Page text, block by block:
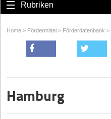
Rubriken
Home > Fördermittel > Förderdatenbank >
Hamburg